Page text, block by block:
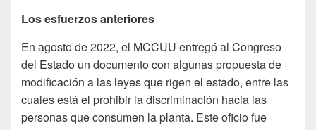
Los esfuerzos anteriores
En agosto de 2022, el MCCUU entregó al Congreso
del Estado un documento con algunas propuesta de
modificación a las leyes que rigen el estado, entre las
cuales está el prohibir la discriminación hacia las
personas que consumen la planta. Este oficio fue